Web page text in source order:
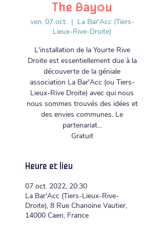
The Bayou
ven. 07 oct.
  |
La Bar'Acc (Tiers-
Lieux-Rive-Droite)
L'installation de la Yourte Rive
Droite est essentiellement due à la
découverte de la géniale
association La Bar'Acc (ou Tiers-
Lieux-Rive Droite) avec qui nous
nous sommes trouvés des idées et
des envies communes. Le
partenariat...
Gratuit
Heure et lieu
07 oct. 2022, 20:30
La Bar'Acc (Tiers-Lieux-Rive-
Droite), 8 Rue Chanoine Vautier,
14000 Caen, France